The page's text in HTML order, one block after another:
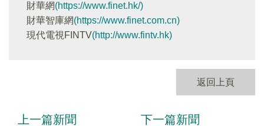
財華網(https://www.finet.hk/)
財華智庫網(https://www.finet.com.cn)
現代電視FINTV(http://www.fintv.hk)
返回上頁
上一篇新聞 下一篇新聞